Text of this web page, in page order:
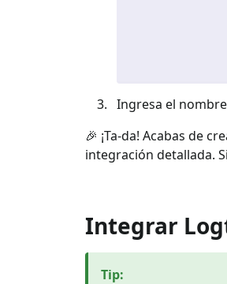
Ingresa el
🎉 ¡Ta-da! Acabas de
integración detallada.
Integrar
Tip: